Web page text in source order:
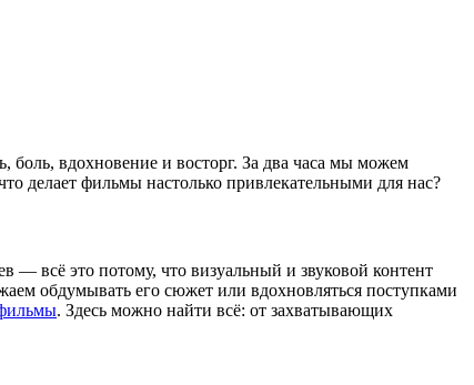
вдохновение и восторг. За два часа мы можем
делает фильмы настолько привлекательными для нас?
— всё это потому, что визуальный и звуковой контент
обдумывать его сюжет или вдохновляться поступками
. Здесь можно найти всё: от захватывающих